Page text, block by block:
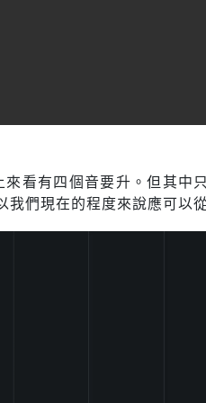
來看有四個音要升。但其
我們現在的程度來說應可以